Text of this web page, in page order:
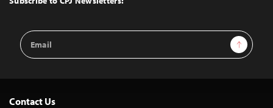
Email
Address
Sign Up
Contact Us